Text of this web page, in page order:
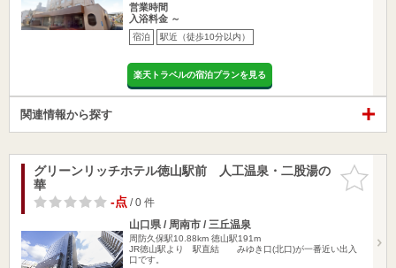
営業時間
入浴料金 ～
宿泊 駅近（徒歩10分以内）
楽天トラベルの宿泊プランを見る
関連情報から探す
お気に入
りに追加
グリーンリッチホテル徳山駅前 人工温泉・二股湯の
華
-点/ 0 件
山口県 / 周南市 / 三丘温泉
周防久保駅10.88km 徳山駅191m
JR徳山駅より 駅直結 みゆき口(北口)が一番近い出入
口です。